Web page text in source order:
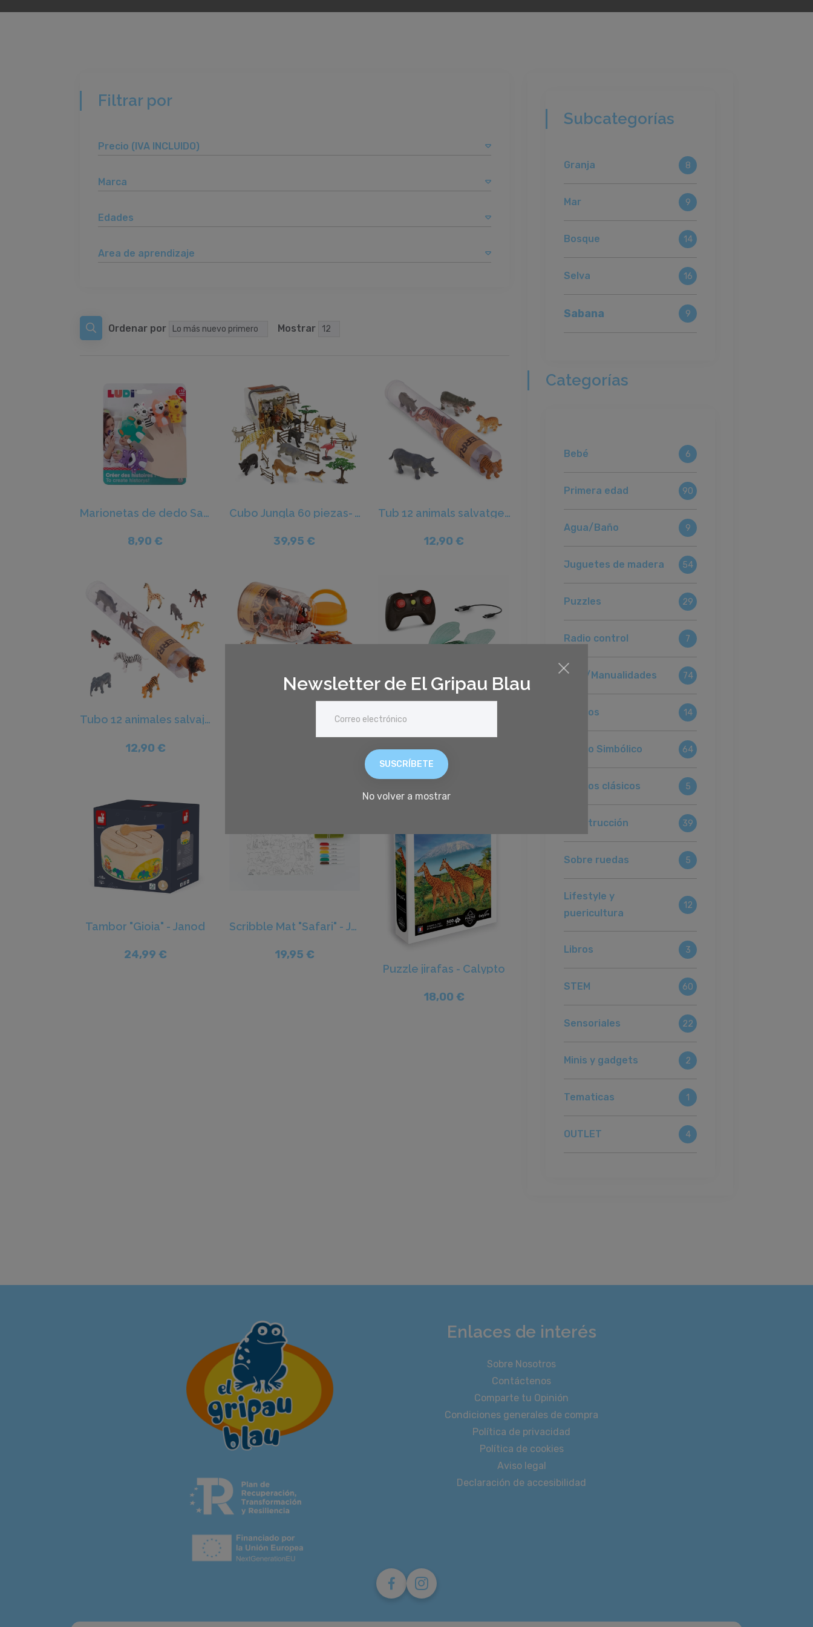
Newsletter de El Gripau Blau
SUSCRÍBETE
No volver a mostrar
Filtrar por
Precio (IVA INCLUIDO)
Marca
Edades
Area de aprendizaje
Ordenar por Mostrar
Marionetas de dedo Sabana - Ludi
8,90 €
Cubo Jungla 60 piezas- Terra
39,95 €
Tub 12 animals salvatges adults - Terra
12,90 €
Tubo 12 animales salvajes - Terra
12,90 €
Pot 60 animals salvatges - Terra
39,90 €
Tambor "Gioia" - Janod
24,99 €
Scribble Mat "Safari" - Juegaconmigo
19,95 €
Puzzle jirafas - Calypto
18,00 €
Subcategorías
Granja 8
Mar 9
Bosque 14
Selva 16
Sabana 9
Categorías
Bebé 6
Primera edad 90
Agua/Baño 9
Juguetes de madera 54
Puzzles 29
Radio control 7
Arte/Manualidades 74
Juegos 14
Juego Simbólico 64
Juegos clásicos 5
Construcción 39
Sobre ruedas 5
Lifestyle y
puericultura
12
Libros 3
STEM 60
Sensoriales 22
Minis y gadgets 2
Tematicas 1
OUTLET 4
Enlaces de interés
Sobre Nosotros
Contáctenos
Comparte tu Opinión
Condiciones generales de compra
Política de privacidad
Política de cookies
Aviso legal
Declaración de accesibilidad